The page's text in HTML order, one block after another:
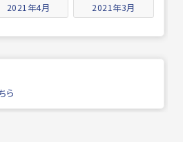
2021年4月 2021年3月
ら